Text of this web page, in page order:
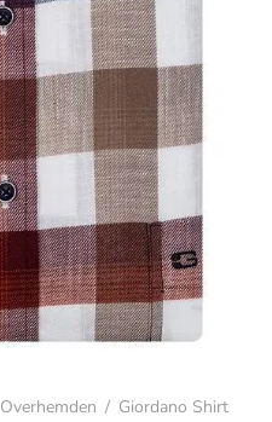
Overhemden / Giordano Shirt